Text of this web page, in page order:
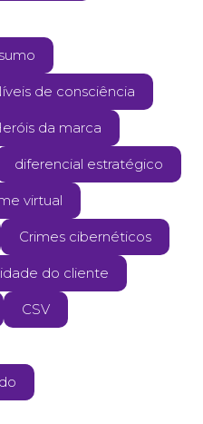
de consciência
da marca
diferencial estratégico
virtual
Crimes cibernéticos
do cliente
CSV